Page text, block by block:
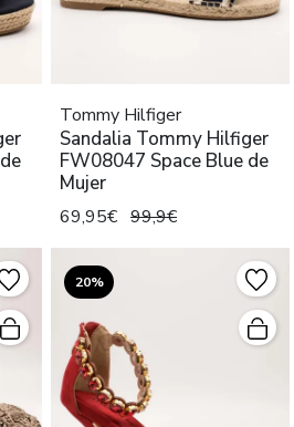
Tommy Hilfiger
Sandalia Tommy Hilfiger
FW08047 Space Blue de
Mujer
69,95€ 99,9€
20%